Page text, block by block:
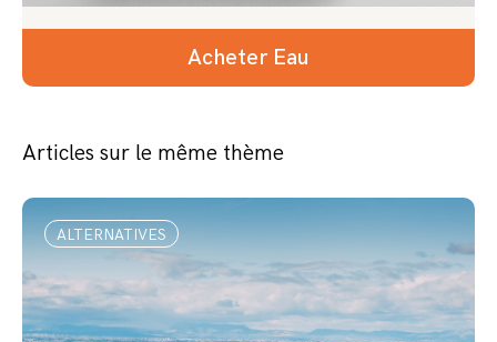
Acheter Eau
Articles sur le même thème
ALTERNATIVES